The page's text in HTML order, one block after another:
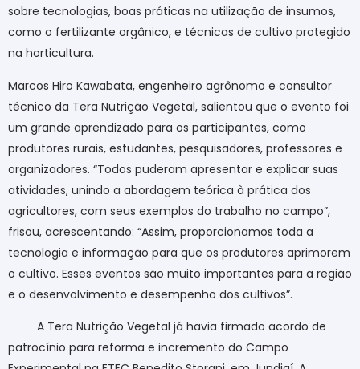
sobre tecnologias, boas práticas na utilização de insumos,
como o fertilizante orgânico, e técnicas de cultivo protegido
na horticultura.
Marcos Hiro Kawabata, engenheiro agrônomo e consultor
técnico da Tera Nutrição Vegetal, salientou que o evento foi
um grande aprendizado para os participantes, como
produtores rurais, estudantes, pesquisadores, professores e
organizadores. “Todos puderam apresentar e explicar suas
atividades, unindo a abordagem teórica à prática dos
agricultores, com seus exemplos do trabalho no campo”,
frisou, acrescentando: “Assim, proporcionamos toda a
tecnologia e informação para que os produtores aprimorem
o cultivo. Esses eventos são muito importantes para a região
e o desenvolvimento e desempenho dos cultivos”.
A Tera Nutrição Vegetal já havia firmado acordo de
patrocínio para reforma e incremento do Campo